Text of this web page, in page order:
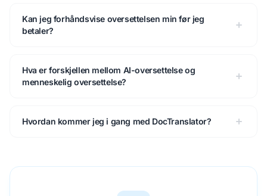
Kan jeg forhåndsvise oversettelsen min før jeg
betaler?
Hva er forskjellen mellom AI-oversettelse og
menneskelig oversettelse?
Hvordan kommer jeg i gang med DocTranslator?